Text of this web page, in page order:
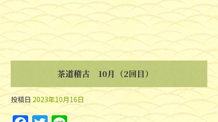
茶道稽古 10月（2回目）
投稿日2023年10月16日